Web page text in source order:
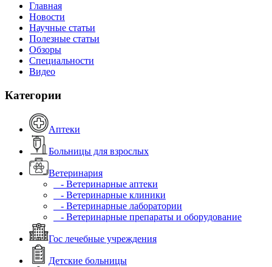
Главная
Новости
Научные статьи
Полезные статьи
Обзоры
Специальности
Видео
Категории
Аптеки
Больницы для взрослых
Ветеринария
- Ветеринарные аптеки
- Ветеринарные клиники
- Ветеринарные лаборатории
- Ветеринарные препараты и оборудование
Гос лечебные учреждения
Детские больницы